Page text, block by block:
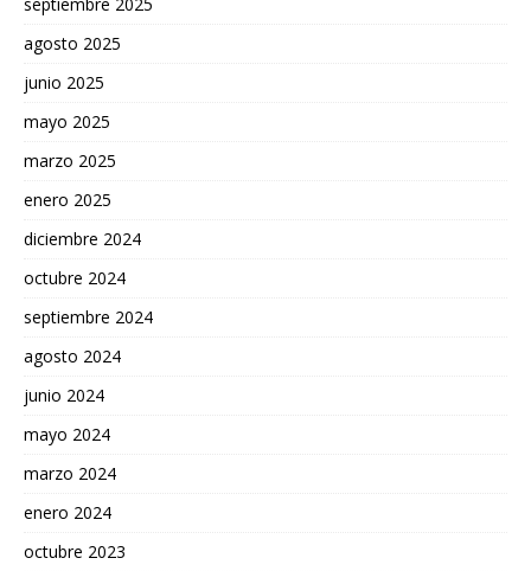
agosto 2025
junio 2025
mayo 2025
marzo 2025
enero 2025
diciembre 2024
octubre 2024
septiembre 2024
agosto 2024
junio 2024
mayo 2024
marzo 2024
enero 2024
octubre 2023